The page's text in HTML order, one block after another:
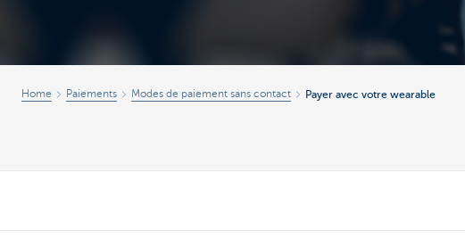
Home Paiements Modes de paiement sans contact Payer avec votre wearable